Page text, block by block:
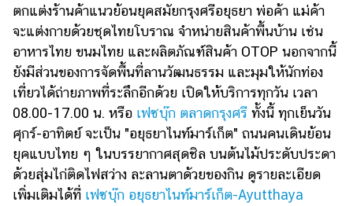
ตกแต่งร้านค้าแนวย้อนยุคสมัยกรุงศรีอยุธยา พ่อค้า แม่ค้า
จะแต่งกายด้วยชุดไทยโบราณ จำหน่ายสินค้าพื้นบ้าน เช่น
อาหารไทย ขนมไทย และผลิตภัณฑ์สินค้า OTOP นอกจากนี้
ยังมีส่วนของการจัดพื้นที่ลานวัฒนธรรม และมุมให้นักท่อง
เที่ยวได้ถ่ายภาพที่ระลึกอีกด้วย เปิดให้บริการทุกวัน เวลา
08.00-17.00 น. หรือ เฟซบุ๊ก ตลาดกรุงศรี ทั้งนี้ ทุกเย็นวัน
ศุกร์-อาทิตย์ จะเป็น "อยุธยาไนท์มาร์เก็ต" ถนนคนเดินย้อน
ยุคแบบไทย ๆ ในบรรยากาศสุดชิล บนต้นไม้ประดับประดา
ด้วยสุ่มไก่ติดไฟสว่าง ละลานตาด้วยของกิน ดูรายละเอียด
เพิ่มเติมได้ที่ เฟซบุ๊ก อยุธยาไนท์มาร์เก็ต-Ayutthaya